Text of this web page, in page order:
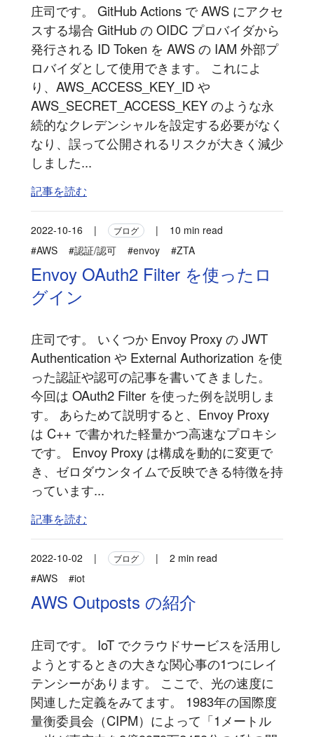
庄司です。 GitHub Actions で AWS にアクセ
スする場合 GitHub の OIDC プロバイダから
発行される ID Token を AWS の IAM 外部プ
ロバイダとして使用できます。 これによ
り、AWS_ACCESS_KEY_ID や
AWS_SECRET_ACCESS_KEY のような永
続的なクレデンシャルを設定する必要がなく
なり、誤って公開されるリスクが大きく減少
しました...
記事を読む
2022-10-16 | ブログ |
10 min read
#AWS
#認証/認可 #envoy #ZTA
Envoy OAuth2 Filter を使ったロ
グイン
庄司です。 いくつか Envoy Proxy の JWT
Authentication や External Authorization を使
った認証や認可の記事を書いてきました。
今回は OAuth2 Filter を使った例を説明しま
す。 あらためて説明すると、Envoy Proxy
は C++ で書かれた軽量かつ高速なプロキシ
です。 Envoy Proxy は構成を動的に変更で
き、ゼロダウンタイムで反映できる特徴を持
っています...
記事を読む
2022-10-02 | ブログ |
2 min read
#AWS
#iot
AWS Outposts の紹介
庄司です。 IoT でクラウドサービスを活用し
ようとするときの大きな関心事の1つにレイ
テンシーがあります。 ここで、光の速度に
関連した定義をみてます。 1983年の国際度
量衡委員会（CIPM）によって「1メートル